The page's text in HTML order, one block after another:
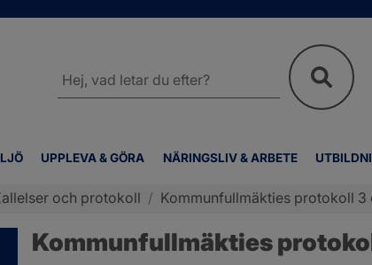
UPPLEVA & GÖRA NÄRINGSLIV & ARBETE
webbplatsen
och protokoll / Kommunfullmäkties protokoll 3
Kommunfullmäkties